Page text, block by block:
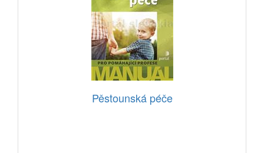
Pěstounská péče